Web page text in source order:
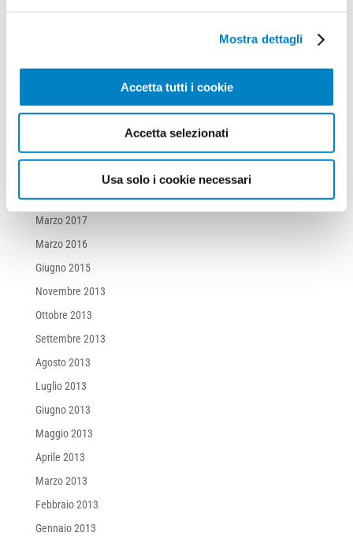
Mostra dettagli
Accetta tutti i cookie
Accetta selezionati
Usa solo i cookie necessari
Aprile 2019
Luglio 2017
Marzo 2017
Marzo 2016
Giugno 2015
Novembre 2013
Ottobre 2013
Settembre 2013
Agosto 2013
Luglio 2013
Giugno 2013
Maggio 2013
Aprile 2013
Marzo 2013
Febbraio 2013
Gennaio 2013